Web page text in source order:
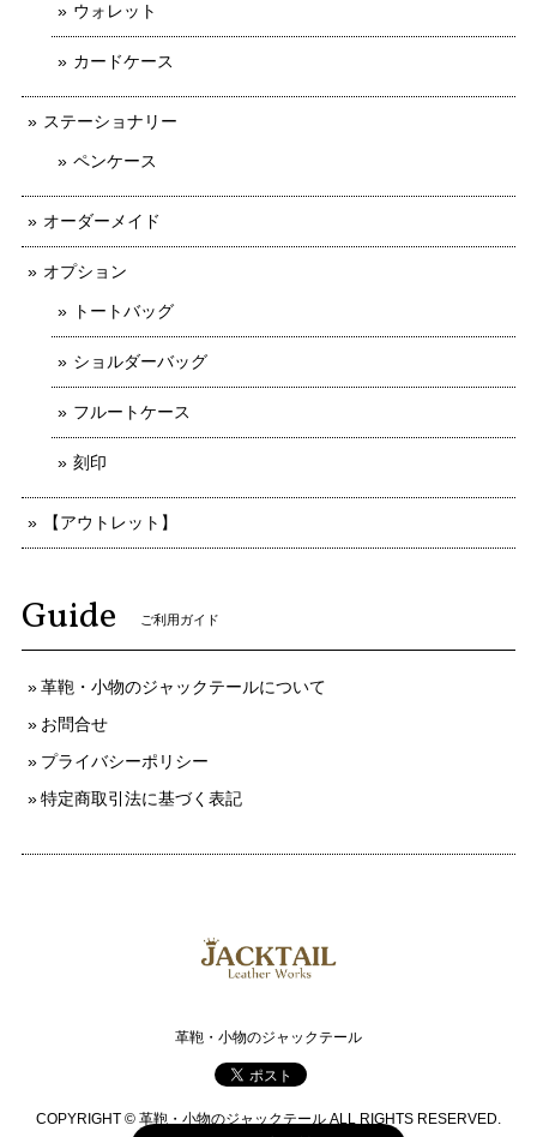
ウォレット
カードケース
ステーショナリー
ペンケース
オーダーメイド
オプション
トートバッグ
ショルダーバッグ
フルートケース
刻印
【アウトレット】
Guide ご利用ガイド
革鞄・小物のジャックテールについて
お問合せ
プライバシーポリシー
特定商取引法に基づく表記
革鞄・小物のジャックテール
COPYRIGHT © 革鞄・小物のジャックテール ALL RIGHTS RESERVED.